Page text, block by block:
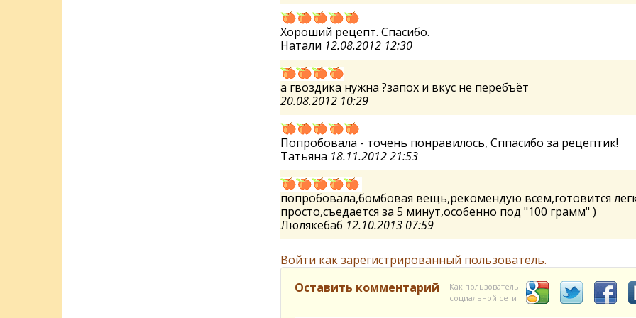
Хороший рецепт. Спасибо.
Натали 12.08.2012 12:30
а гвоздика нужна ?запох и вкус не перебъёт
20.08.2012 10:29
Попробовала - точень понравилось, Сппасибо за рецептик!
Татьяна 18.11.2012 21:53
попробовала,бомбовая вещь,рекомендую всем,готовится
просто,съедается за 5 минут,особенно под "100 грамм" )
Люлякебаб 12.10.2013 07:59
Войти как зарегистрированный пользователь.
Оставить комментарий
Как пользователь
социальной сети